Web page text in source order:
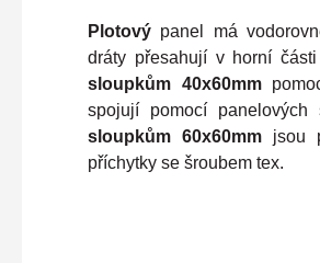
Plotový panel má
dráty přesahují v horní
sloupkům 40x60mm
spojují pomocí panelových
sloupkům 60x60mm jsou
příchytky se šroubem tex.